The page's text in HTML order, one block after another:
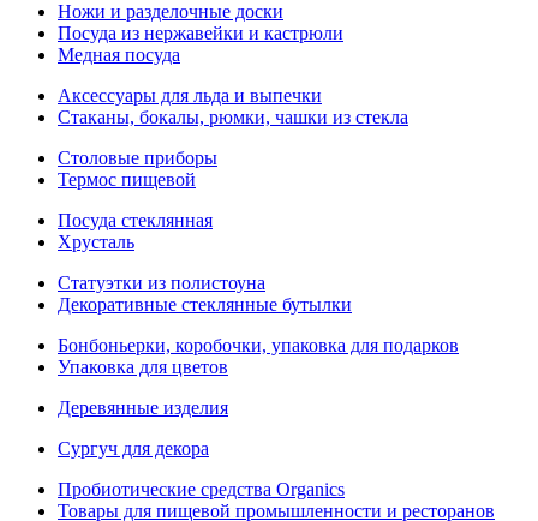
Ножи и разделочные доски
Посуда из нержавейки и кастрюли
Медная посуда
Аксессуары для льда и выпечки
Стаканы, бокалы, рюмки, чашки из стекла
Столовые приборы
Термос пищевой
Посуда стеклянная
Хрусталь
Статуэтки из полистоуна
Декоративные стеклянные бутылки
Бонбоньерки, коробочки, упаковка для подарков
Упаковка для цветов
Деревянные изделия
Сургуч для декора
Пробиотические средства Organics
Товары для пищевой промышленности и ресторанов